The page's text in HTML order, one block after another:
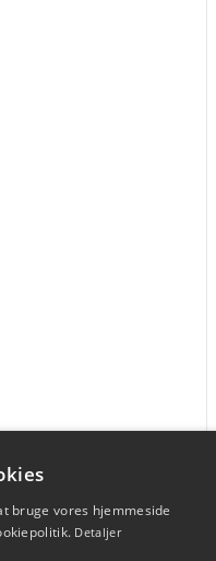
bruge vores hjemmeside
Detaljer